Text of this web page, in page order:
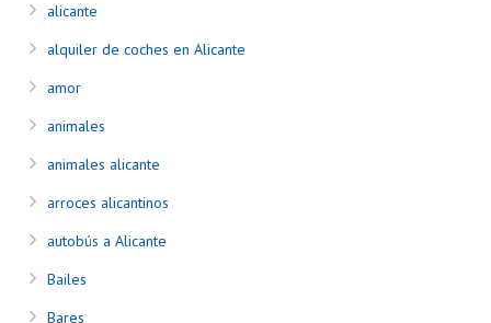
alicante
alquiler de coches en Alicante
amor
animales
animales alicante
arroces alicantinos
autobús a Alicante
Bailes
Bares